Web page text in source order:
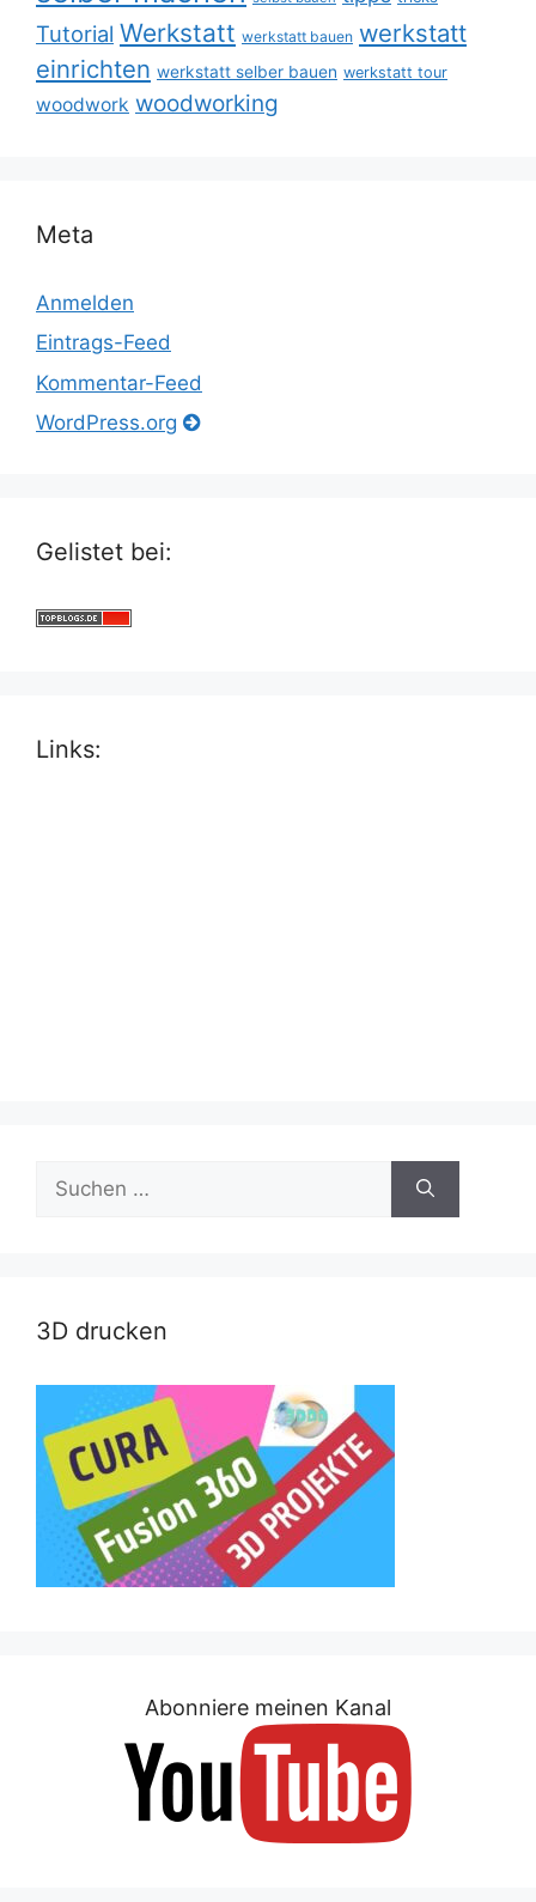
Tutorial Werkstatt werkstatt bauen werkstatt
einrichten werkstatt selber bauen werkstatt tour
woodwork woodworking
Meta
Anmelden
Eintrags-Feed
Kommentar-Feed
WordPress.org
Gelistet bei:
Links:
nach:
3D drucken
Abonniere meinen Kanal